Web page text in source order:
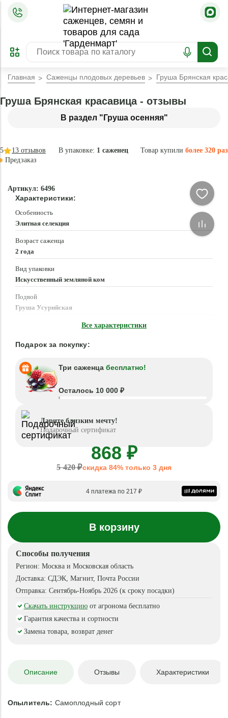
ПРЕДЗАКАЗ
ЗАБРОНИРОВАТЬ
ЛУЧШЕЕ
Главная Саженцы плодовых деревьев Груша Брянская
В раздел "Груша осенняя"
Груша Брянская красавица - отзывы
В упаковке: 1 саженец Товар купили более 320 раз
5 13 отзывов
Предзаказ
Артикул: 6496
Характеристики:
Особенность
Элитная селекция
Возраст саженца
2 года
Вид упаковки
Искусственный земляной ком
Подвой
Груша Усурийская
Все характеристики
Подарок за покупку:
Три саженца бесплатно!
Осталось 10 000 ₽
Дарите близким мечту!
Подарочный сертификат
868 ₽
5 420 ₽скидка 84% только 3 дня
4 платежа по 217 ₽
В корзину
Способы получения
Регион: Москва и Московская область
Доставка: СДЭК, Магнит, Почта России
Отправка: Сентябрь-Ноябрь 2026 (к сроку посадки)
Скачать инструкцию от агронома бесплатно
Гарантия качества и сортности
Замена товара, возврат денег
Описание Отзывы Характеристики
Опылитель: Самоплодный сорт